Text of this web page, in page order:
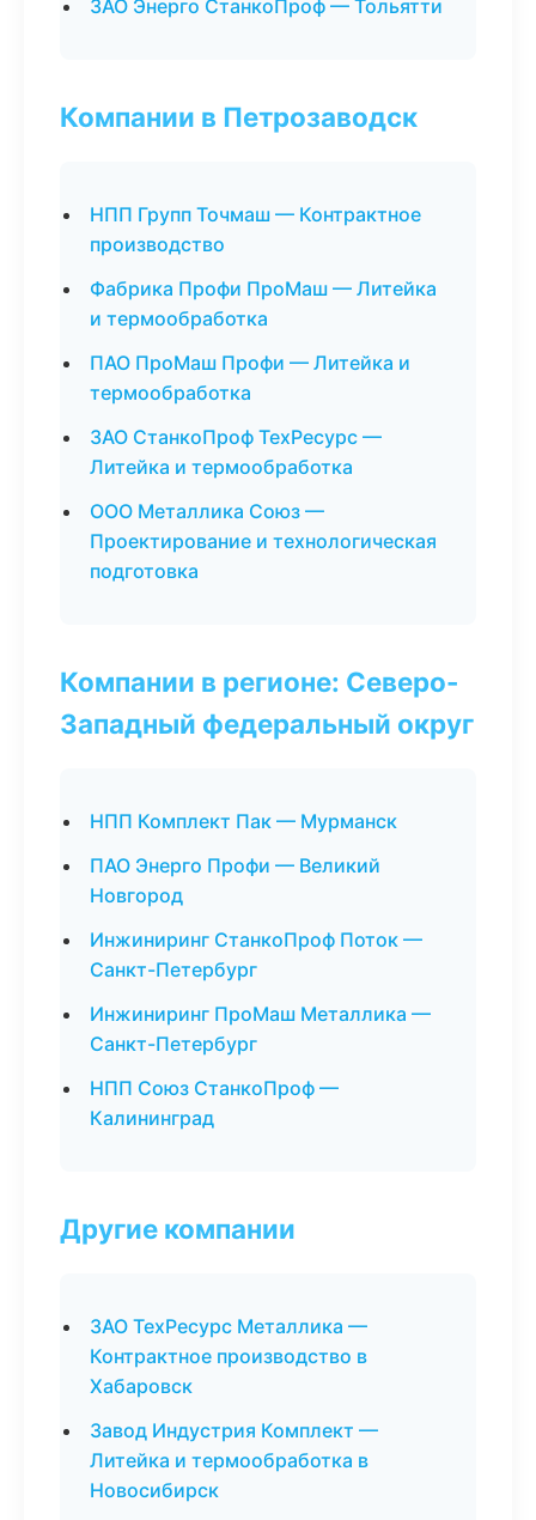
ЗАО Энерго СтанкоПроф — Тольятти
Компании в Петрозаводск
НПП Групп Точмаш — Контрактное
производство
Фабрика Профи ПроМаш — Литейка
и термообработка
ПАО ПроМаш Профи — Литейка и
термообработка
ЗАО СтанкоПроф ТехРесурс —
Литейка и термообработка
ООО Металлика Союз —
Проектирование и технологическая
подготовка
Компании в регионе: Северо-
Западный федеральный округ
НПП Комплект Пак — Мурманск
ПАО Энерго Профи — Великий
Новгород
Инжиниринг СтанкоПроф Поток —
Санкт-Петербург
Инжиниринг ПроМаш Металлика —
Санкт-Петербург
НПП Союз СтанкоПроф —
Калининград
Другие компании
ЗАО ТехРесурс Металлика —
Контрактное производство в
Хабаровск
Завод Индустрия Комплект —
Литейка и термообработка в
Новосибирск